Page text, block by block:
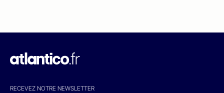
RECEVEZ NOTRE NEWSLETTER